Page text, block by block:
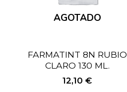
AGOTADO
FARMATINT 8N RUBIO
CLARO 130 ML.
12,10€